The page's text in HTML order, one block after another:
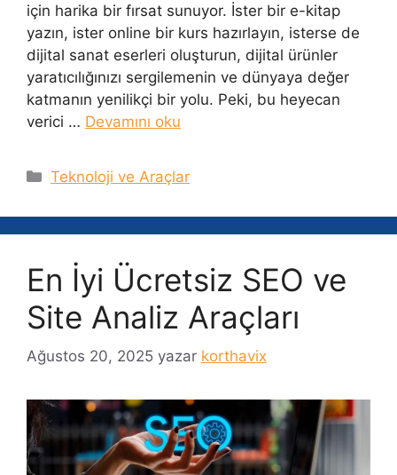
için harika bir fırsat sunuyor. İster bir e-kitap
yazın, ister online bir kurs hazırlayın, isterse de
dijital sanat eserleri oluşturun, dijital ürünler
yaratıcılığınızı sergilemenin ve dünyaya değer
katmanın yenilikçi bir yolu. Peki, bu heyecan
verici … Devamını oku
Kategoriler
Teknoloji ve Araçlar
En İyi Ücretsiz SEO ve
Site Analiz Araçları
Ağustos 20, 2025 yazar korthavix